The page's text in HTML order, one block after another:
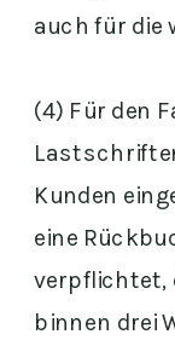
auch für die
(4) Für den
Kunden
eine
verpflichtet,
binnen drei